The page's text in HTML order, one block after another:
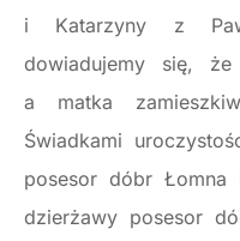
i Katarzyny z
dowiadujemy się,
a matka
Świadkami
posesor dóbr
dzierżawy posesor